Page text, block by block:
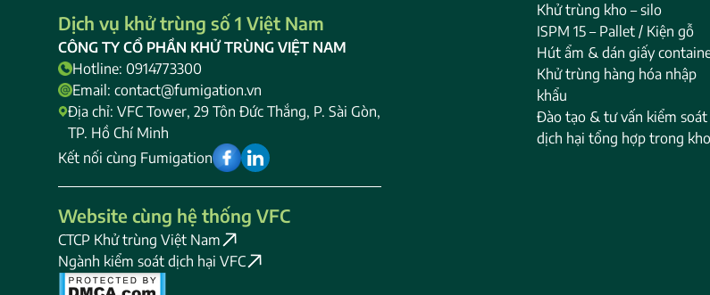
Dịch vụ khử trùng số 1 Việt Nam
CÔNG TY CỔ PHẦN KHỬ TRÙNG VIỆT NAM
Hotline: 0914773300
Email: contact@fumigation.vn
Địa chỉ: VFC Tower, 29 Tôn Đức Thắng, P. Sài Gòn,
TP. Hồ Chí Minh
Kết nối cùng Fumigation
Website cùng hệ thống VFC
CTCP Khử trùng Việt Nam
Ngành kiểm soát dịch hại VFC
Khử trùng kho – silo
ISPM 15 – Pallet / Kiện gỗ
Hút ẩm & dán giấy
Khử trùng hàng hóa nhập
khẩu
Đào tạo & tư vấn kiểm soát
dịch hại tổng hợp trong kho